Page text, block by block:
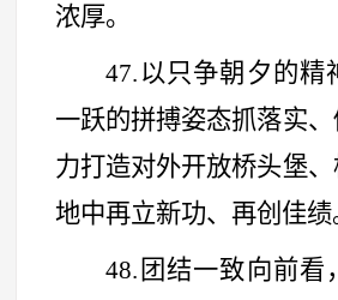
浓厚。
47.以只争朝夕的精
一跃的拼搏姿态抓落实
力打造对外开放桥头堡
地中再立新功、再创佳绩
48.团结一致向前看